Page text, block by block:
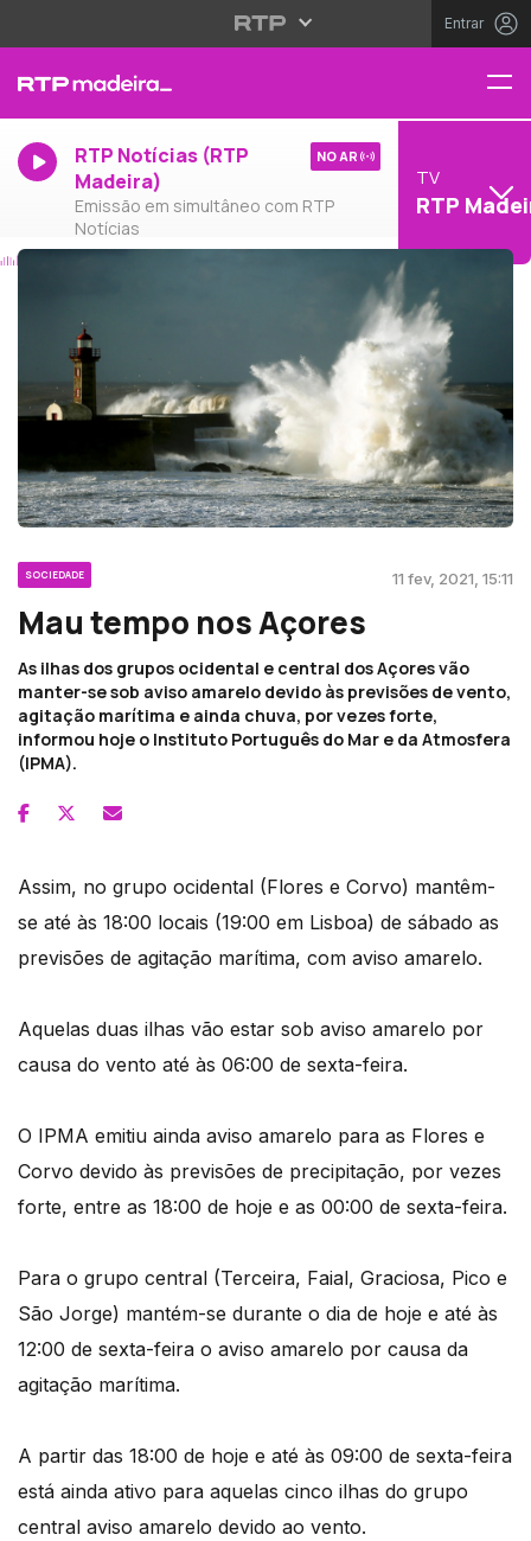
Entrar
RTP Notícias (RTP
Madeira)
Emissão em simultâneo com RTP
Notícias
NO AR
TV
RTP
SOCIEDADE 11 fev, 2021, 15:11
Mau tempo nos Açores
As ilhas dos grupos ocidental e central dos Açores vão
manter-se sob aviso amarelo devido às previsões de vento,
agitação marítima e ainda chuva, por vezes forte,
informou hoje o Instituto Português do Mar e da Atmosfera
(IPMA).
Assim, no grupo ocidental (Flores e Corvo) mantêm-
se até às 18:00 locais (19:00 em Lisboa) de sábado as
previsões de agitação marítima, com aviso amarelo.
Aquelas duas ilhas vão estar sob aviso amarelo por
causa do vento até às 06:00 de sexta-feira.
O IPMA emitiu ainda aviso amarelo para as Flores e
Corvo devido às previsões de precipitação, por vezes
forte, entre as 18:00 de hoje e as 00:00 de sexta-feira.
Para o grupo central (Terceira, Faial, Graciosa, Pico e
São Jorge) mantém-se durante o dia de hoje e até às
12:00 de sexta-feira o aviso amarelo por causa da
agitação marítima.
A partir das 18:00 de hoje e até às 09:00 de sexta-feira
está ainda ativo para aquelas cinco ilhas do grupo
central aviso amarelo devido ao vento.